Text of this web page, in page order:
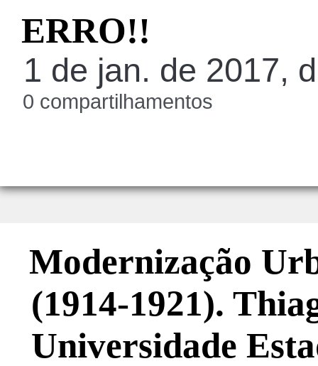
ERRO!!
1 de jan. de 2017,
0 compartilhamentos
Modernização
(1914-1921).
Universidade